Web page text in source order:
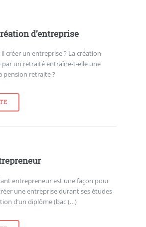
d’entreprise
créer un entreprise ? La création
par un retraité entraîne-t-elle une
pension retraite ?
entrepreneur est une façon pour
une entreprise durant ses études
d’un diplôme (bac (…)